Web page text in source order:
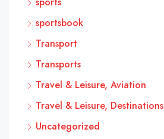
sportsbook
Transport
Transports
Travel & Leisure, Aviation
Travel & Leisure, Destinations
Uncategorized